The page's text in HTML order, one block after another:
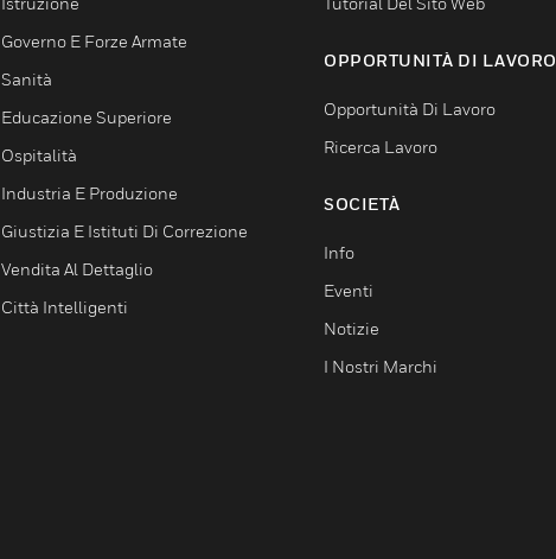
Governo E Forze Armate
Sanità
Educazione Superiore
Ospitalità
Industria E Produzione
Giustizia E Istituti Di Correzione
Vendita Al Dettaglio
Città Intelligenti
OPPORTUNITÀ DI LAVORO
Opportunità Di Lavoro
Ricerca Lavoro
SOCIETÀ
Info
Eventi
Notizie
I Nostri Marchi